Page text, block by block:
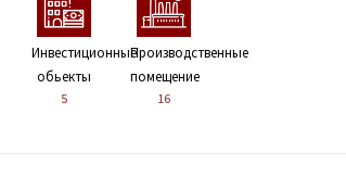
Инвестиционные
обьекты
5
Производственные
помещение
16